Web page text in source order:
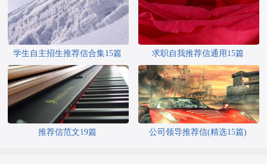
学生自主招生推荐信合集15篇 求职自我推荐信通用15篇
推荐信范文19篇 公司领导推荐信(精选15篇)